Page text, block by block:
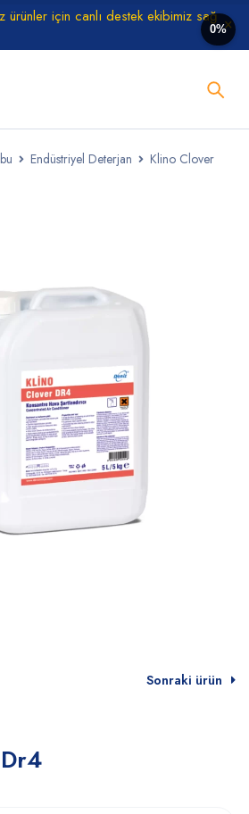
ürünler için canlı destek ekibimiz sağ
Endüstriyel Deterjan
Klino Clover
Sonraki ürün
0%